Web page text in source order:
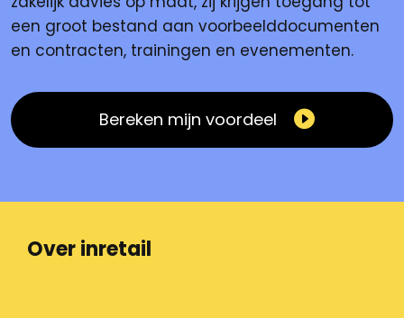
een groot bestand aan voorbeelddocumenten
en contracten, trainingen en evenementen.
Bereken mijn voordeel
Over inretail